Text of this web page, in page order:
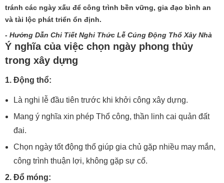
tránh các ngày xấu để công trình bền vững, gia đạo bình an
và tài lộc phát triển ổn định.
- Hướng Dẫn Chi Tiết Nghi Thức Lễ Cúng Động Thổ Xây Nhà
Ý nghĩa của việc chọn ngày phong thủy
trong xây dựng
1. Động thổ:
Là nghi lễ đầu tiên trước khi khởi công xây dựng.
Mang ý nghĩa xin phép Thổ công, thần linh cai quản đất
đai.
Chọn ngày tốt động thổ giúp gia chủ gặp nhiều may mắn,
công trình thuận lợi, không gặp sự cố.
2. Đổ móng: